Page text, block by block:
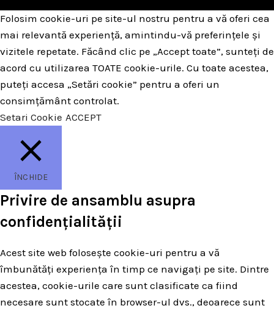
Folosim cookie-uri pe site-ul nostru pentru a vă oferi cea
mai relevantă experiență, amintindu-vă preferințele și
vizitele repetate. Făcând clic pe „Accept toate”, sunteți de
acord cu utilizarea TOATE cookie-urile. Cu toate acestea,
puteți accesa „Setări cookie” pentru a oferi un
consimțământ controlat.
Setari Cookie ACCEPT
ÎNCHIDE
Privire de ansamblu asupra
confidențialității
Acest site web folosește cookie-uri pentru a vă
îmbunătăți experiența în timp ce navigați pe site. Dintre
acestea, cookie-urile care sunt clasificate ca fiind
necesare sunt stocate în browser-ul dvs., deoarece sunt